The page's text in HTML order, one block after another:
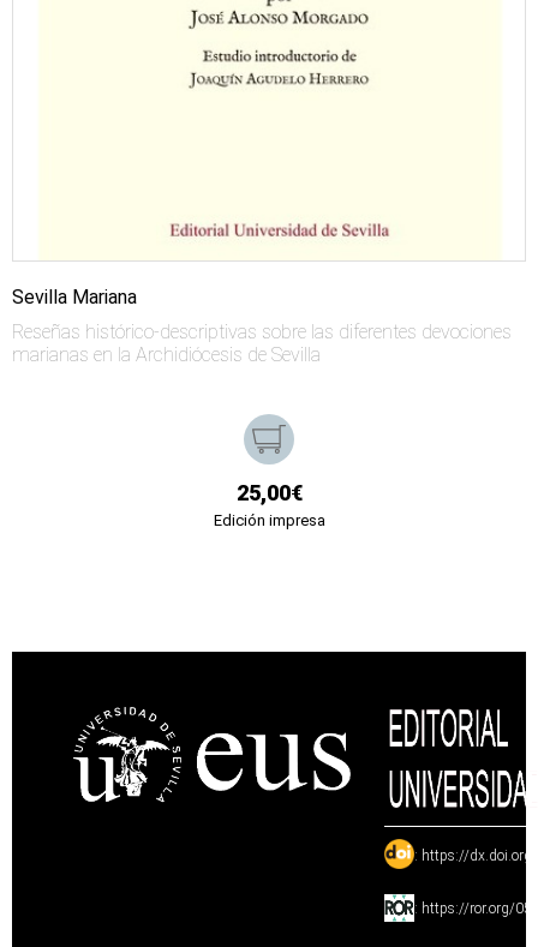
Sevilla Mariana
Reseñas histórico-descriptivas sobre las diferentes devociones
marianas en la Archidiócesis de Sevilla
25,00€
Edición impresa
: https://
: https://ror.org/